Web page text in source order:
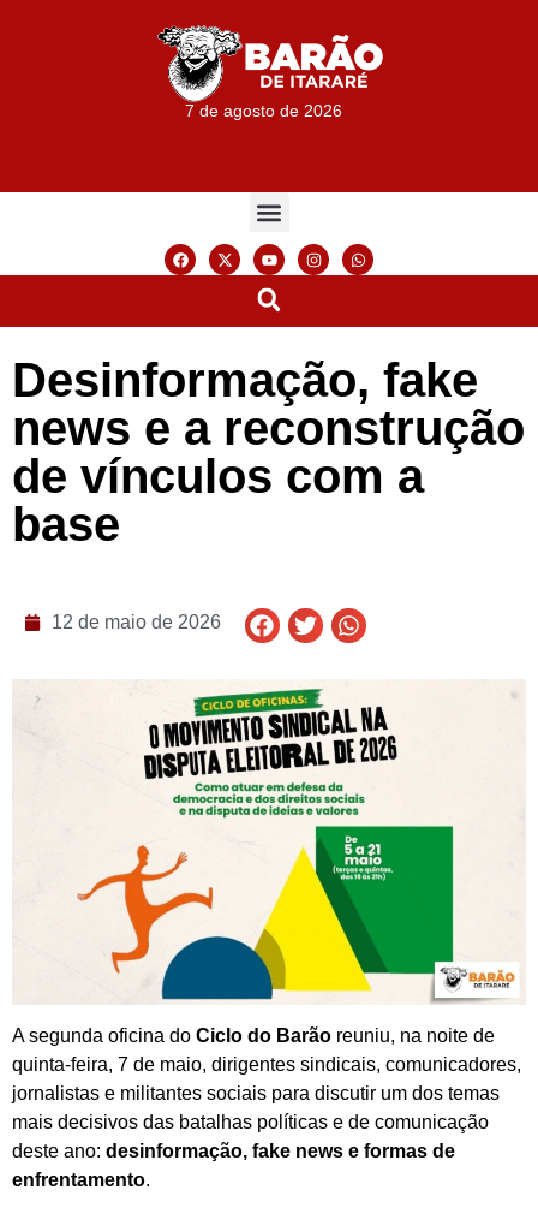
7 de agosto de 2026
Desinformação, fake
news e a reconstrução
de vínculos com a
base
12 de maio de 2026
A segunda oficina do Ciclo do Barão reuniu, na noite de
quinta-feira, 7 de maio, dirigentes sindicais, comunicadores,
jornalistas e militantes sociais para discutir um dos temas
mais decisivos das batalhas políticas e de comunicação
deste ano: desinformação, fake news e formas de
enfrentamento.